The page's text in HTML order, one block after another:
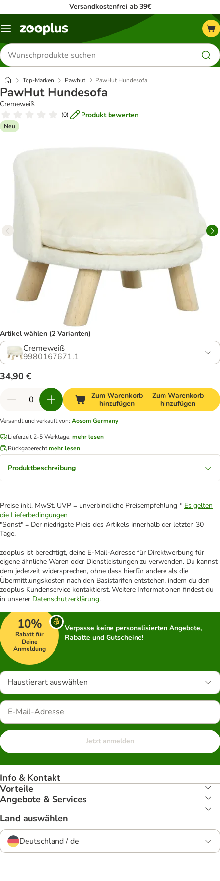
Versandkostenfrei ab 39€
Menü
Produkte
suchen
Top-Marken Pawhut PawHut Hundesofa
PawHut Hundesofa
Cremeweiß
(0) Produkt bewerten
Neu
Artikel wählen (2 Varianten)
Cremeweiß
9980167671.1
34,90 €
Zum Warenkorb
hinzufügen
Zum Warenkorb
hinzufügen
Versandt und verkauft von: Aosom Germany
Lieferzeit 2-5 Werktage. mehr lesen
Rückgaberechtmehr lesen
Produktbeschreibung
Preise inkl. MwSt. UVP = unverbindliche Preisempfehlung * Es gelten
die Lieferbedingungen
"Sonst" = Der niedrigste Preis des Artikels innerhalb der letzten 30
Tage.
zooplus ist berechtigt, deine E-Mail-Adresse für Direktwerbung für
eigene ähnliche Waren oder Dienstleistungen zu verwenden. Du kannst
dem jederzeit widersprechen, ohne dass hierfür andere als die
Übermittlungskosten nach den Basistarifen entstehen, indem du den
zooplus Kundenservice kontaktierst. Weitere Informationen findest du
in unserer Datenschutzerklärung.
10%
Rabatt für
Deine
Anmeldung
Verpasse keine personalisierten Angebote,
Rabatte und Gutscheine!
Haustierart auswählen
Jetzt anmelden
Info & Kontakt
Vorteile
Angebote & Services
Land auswählen
Deutschland / de